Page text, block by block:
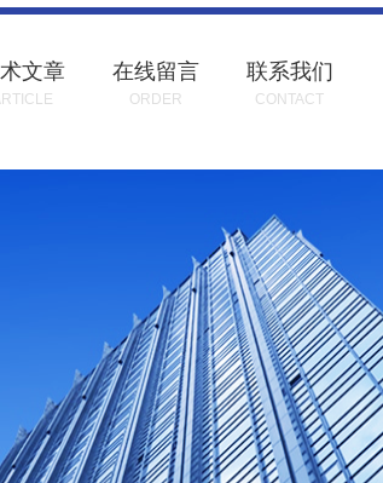
文章 在线留言
ORDER
联系我们
CONTACT